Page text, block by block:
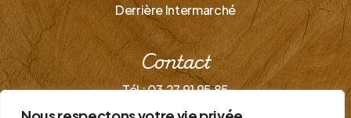
Derrière Intermarché
Contact
Tél : 03 27 91 95 85
Mail : menuiseriedete@gmail.com